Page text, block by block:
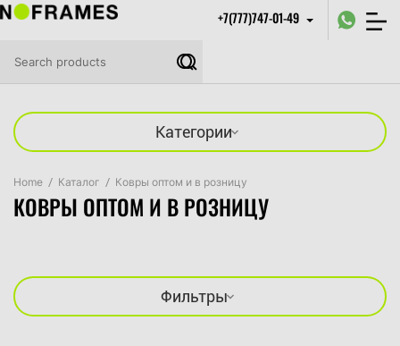
+7(777)747-01-49
Категории
Home / Каталог / Ковры оптом и в розницу
КОВРЫ ОПТОМ И В РОЗНИЦУ
Фильтры